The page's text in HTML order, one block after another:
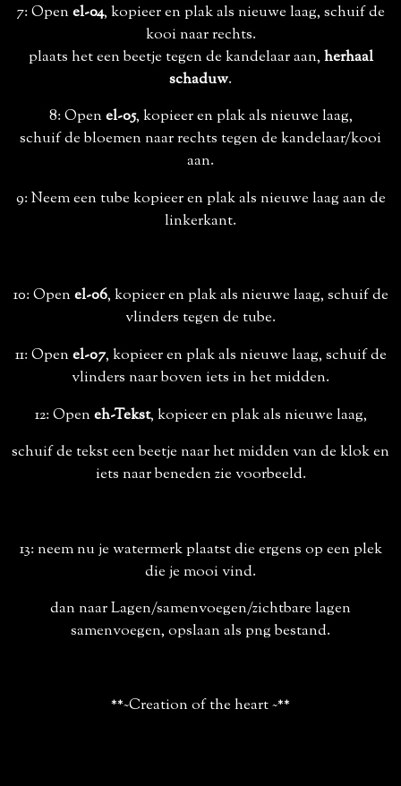
7: Openel-04, kopieer en plak als nieuwe laag, schuif de
kooi naar rechts.
plaats het een beetje tegen de kandelaar aan, herhaal
schaduw.
8: Openel-05, kopieer en plak als nieuwe laag,
schuif de bloemen naar rechts tegen de kandelaar/kooi
aan.
9: Neem een tube kopieer en plak als nieuwe laag aan de
linkerkant.
10: Openel-06, kopieer en plak als nieuwe laag, schuif de
vlinders tegen de tube.
11: Openel-07, kopieer en plak als nieuwe laag, schuif de
vlinders naar boven iets in het midden.
12: Openeh-Tekst, kopieer en plak als nieuwe laag,
schuif de tekst een beetje naar het midden van de klok en
iets naar beneden zie voorbeeld.
13: neem nu je watermerk plaatst die ergens op een plek
die je mooi vind.
dan naar Lagen/samenvoegen/zichtbare lagen
samenvoegen, opslaan als png bestand.
**~Creation of the heart ~**